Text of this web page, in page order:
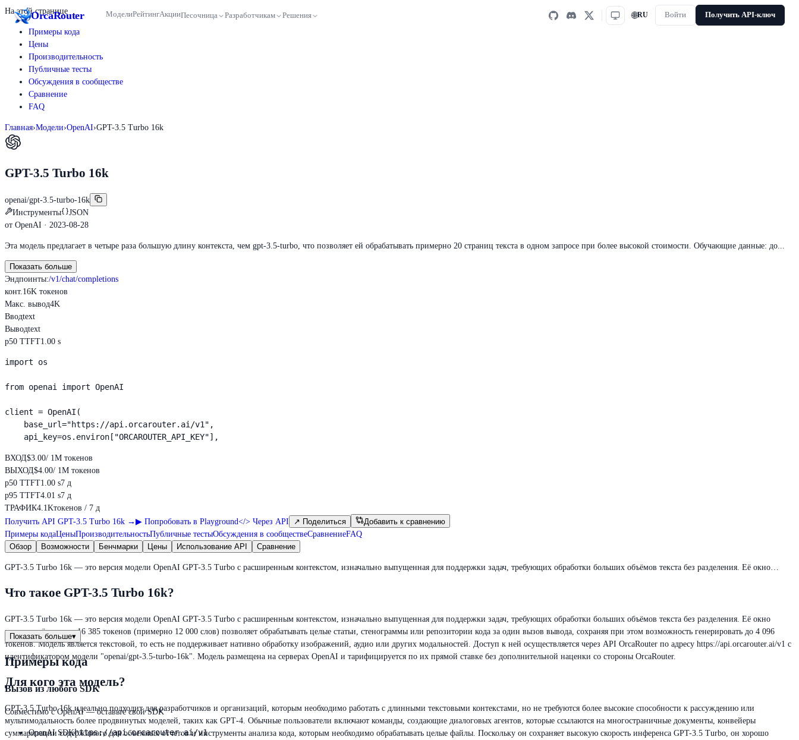
OrcaRouter МоделиРейтингАкцииПесочница Разработчикам Решения 🌐RU Войти Получить API-ключ
На этой странице
Примеры кода
Цены
Производительность
Публичные тесты
Обсуждения в сообществе
Сравнение
FAQ
Главная›Модели›OpenAI›GPT-3.5 Turbo 16k
GPT-3.5 Turbo 16k
openai/gpt-3.5-turbo-16k
Инструменты
JSON
от OpenAI · 2023-08-28
Эта модель предлагает в четыре раза большую длину контекста, чем gpt-3.5-turbo, что позволяет ей обрабатывать примерно 20 страниц текста в одном запросе при более высокой стоимости. Обучающие данные: до...
Показать больше
Эндпоинты:/v1/chat/completions
конт. 16K токенов
Макс. вывод4K
Вводtext
Выводtext
p50 TTFT1.00 s
import os
from openai import OpenAI
client = OpenAI(
    base_url="https://api.orcarouter.ai/v1",
    api_key=os.environ["ORCAROUTER_API_KEY"],
ВХОД$3.00/ 1M токенов
ВЫХОД$4.00/ 1M токенов
p50 TTFT1.00 s7 д
p95 TTFT4.01 s7 д
ТРАФИК4.1Kтокенов / 7 д
Получить API GPT-3.5 Turbo 16k → ▶ Попробовать в Playground</> Через API ↗ Поделиться
Добавить к сравнению
Примеры кодаЦеныПроизводительностьПубличные тестыОбсуждения в сообществеСравнениеFAQ
Обзор
Возможности Бенчмарки Цены Использование API Сравнение
GPT-3.5 Turbo 16k — это версия модели OpenAI GPT-3.5 Turbo с расширенным контекстом, изначально выпущенная для поддержки задач, требующих обработки больших объёмов текста без разделения. Её окно…
Что такое GPT-3.5 Turbo 16k?
GPT-3.5 Turbo 16k — это версия модели OpenAI GPT-3.5 Turbo с расширенным контекстом, изначально выпущенная для поддержки задач, требующих обработки больших объёмов текста без разделения. Её окно
контекста ёмкостью 16 385 токенов (примерно 12 000 слов) позволяет обрабатывать целые статьи, стенограммы или репозитории кода за один вызов вывода, сохраняя при этом возможность генерировать до 4 096
токенов. Модель является текстовой, то есть не поддерживает нативно обработку изображений, аудио или других модальностей. Доступ к ней осуществляется через API OrcaRouter по адресу https://api.orcarouter.ai/v1 с
идентификатором модели "openai/gpt-3.5-turbo-16k". Модель размещена на серверах OpenAI и тарифицируется по их прямой ставке без дополнительной наценки со стороны OrcaRouter.
Для кого эта модель?
GPT-3.5 Turbo 16k идеально подходит для разработчиков и организаций, которым необходимо работать с длинными текстовыми контекстами, но не требуются более высокие способности к рассуждению или
мультимодальность более продвинутых моделей, таких как GPT‑4. Обычные пользователи включают команды, создающие диалоговых агентов, которые ссылаются на многостраничные документы, конвейеры
суммаризации содержимого для объемных отчетов и инструменты анализа кода, которым необходимо обрабатывать целые файлы. Поскольку он сохраняет высокую скорость инференса GPT-3.5 Turbo, он хорошо
Показать больше▾
Примеры кода
Вызов из любого SDK
Совместимо с OpenAI — оставьте свой SDK
OpenAI SDKhttps://api.orcarouter.ai/v1